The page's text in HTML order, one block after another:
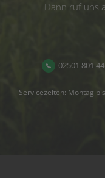
Dann ruf uns
02501 801
Servicezeiten: Montag